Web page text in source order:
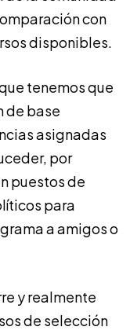
con
disponibles.
tenemos que
de base
asignadas
por
puestos de
para
a amigos o
y realmente
de selección